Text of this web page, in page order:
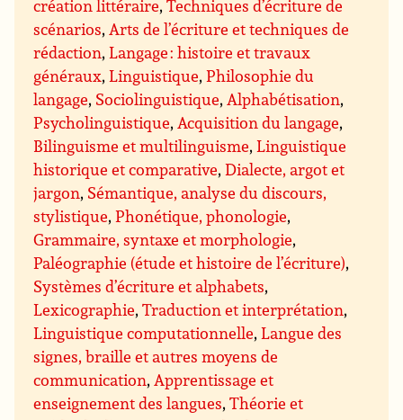
création littéraire,Techniques d’écriture de
scénarios,Arts de l’écriture et techniques de
rédaction,Langage : histoire et travaux
généraux,Linguistique,Philosophie du
langage, Sociolinguistique,Alphabétisation,
Psycholinguistique,Acquisition du langage,
Bilinguisme et multilinguisme,Linguistique
historique et comparative,Dialecte, argot et
jargon, Sémantique, analyse du discours,
stylistique,Phonétique, phonologie,
Grammaire, syntaxe et morphologie,
Paléographie (étude et histoire de l’écriture),
Systèmes d’écriture et alphabets,
Lexicographie,Traduction et interprétation,
Linguistique computationnelle,Langue des
signes, braille et autres moyens de
communication,Apprentissage et
enseignement des langues,Théorie et